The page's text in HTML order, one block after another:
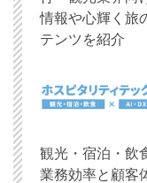
情報や心輝く旅
テンツを紹介
観光・宿泊・飲
業務効率と顧客